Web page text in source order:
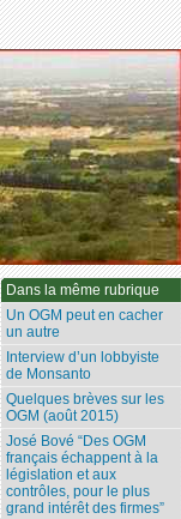
Dans la même rubrique
Un OGM peut en cacher
un autre
Interview d’un lobbyiste
de Monsanto
Quelques brèves sur les
OGM (août 2015)
José Bové “Des OGM
français échappent à la
législation et aux
contrôles, pour le plus
grand intérêt des firmes”